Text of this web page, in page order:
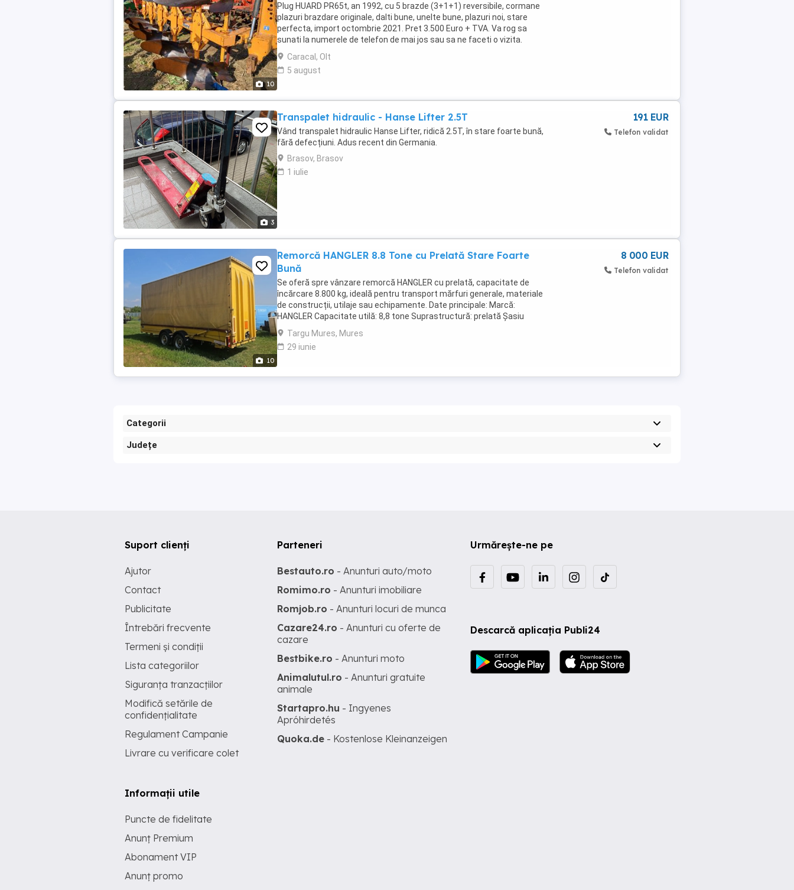
10
Plug HUARD PR65t, an 1992, cu 5 brazde (3+1+1) reversibile, cormane
plazuri brazdare originale, dalti bune, unelte bune, plazuri noi, stare
perfecta, import octombrie 2021. Pret 3.500 Euro + TVA. Va rog sa
sunati la numerele de telefon de mai jos sau sa ne faceti o vizita.
Aducem la comanda orice ...
Caracal, Olt
5 august
3
Transpalet hidraulic - Hanse Lifter 2.5T
Vând transpalet hidraulic Hanse Lifter, ridică 2.5T, în stare foarte bună,
fără defecțiuni. Adus recent din Germania.
Brasov, Brasov
1 iulie
191 EUR
Telefon validat
10
Remorcă HANGLER 8.8 Tone cu Prelată Stare Foarte
Bună
Se oferă spre vânzare remorcă HANGLER cu prelată, capacitate de
încărcare 8.800 kg, ideală pentru transport mărfuri generale, materiale
de construcții, utilaje sau echipamente. Date principale: Marcă:
HANGLER Capacitate utilă: 8,8 tone Suprastructură: prelată Șasiu
robust, construcție solidă Podea ...
Targu Mures, Mures
29 iunie
8 000 EUR
Telefon validat
Categorii
Județe
Urmărește-ne pe
Descarcă aplicația Publi24
Suport clienți
Ajutor
Contact
Publicitate
Întrebări frecvente
Termeni și condiții
Lista categoriilor
Siguranța tranzacțiilor
Modifică setările de
confidențialitate
Regulament Campanie
Livrare cu verificare colet
Informații utile
Puncte de fidelitate
Anunț Premium
Abonament VIP
Anunț promo
Parteneri
Bestauto.ro - Anunturi auto/moto
Romimo.ro - Anunturi imobiliare
Romjob.ro - Anunturi locuri de munca
Cazare24.ro - Anunturi cu oferte de
cazare
Bestbike.ro - Anunturi moto
Animalutul.ro - Anunturi gratuite
animale
Startapro.hu - Ingyenes
Apróhirdetés
Quoka.de - Kostenlose Kleinanzeigen